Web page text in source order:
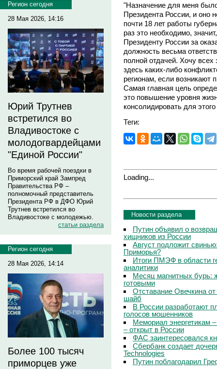
Регион сегодня
28 Мая 2026, 14:16
Юрий Трутнев
встретился во
Владивостоке с
молодогвардейцами
"Единой России"
Во время рабочей поездки в
Приморский край Зампред
Правительства РФ –
полномочный представитель
Президента РФ в ДФО Юрий
Трутнев встретился во
Владивостоке с молодежью.
статьи раздела
Регион сегодня
28 Мая 2026, 14:14
Более 100 тысяч
приморцев уже
"Назначение для меня
Президента России, и оно
почти 18 лет работы
раз это необходимо,
Президенту России за
должность весьма
полной отдачей. Хочу
здесь каких-либо
регионам, если возникают
Самая главная цель
это повышение уровня
консолидировать для
Теги:
Loading...
Новости раздела
Путин объявил о
хищников из России
Август подложит
Приморья?
Итоги ПМЭФ в области
аналитики
Месяц магнитных бурь:
готовыми
Отставание Овечкина
шайб
В России разработают
голосов мошенников
Мемориал энергетикам
– открыт в России
ФАС заинтересовался
Сбербанк создает
Technologies
Путин поблагодарил